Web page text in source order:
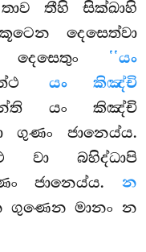
තාව තීහි සික්ඛාහි
දෙසෙත්වා
දෙසෙතුං ‘‘යං
යං කිඤ්චි
යං කිඤ්චි
ගුණං ජානෙය්ය.
වා බහිද්ධාපි
ජානෙය්ය. න
ගුණෙන මානං න